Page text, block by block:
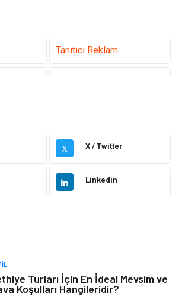
Tanıtıcı Reklam
Moda
Elektronik
Gençlik & Eğlence
X X / Twitter
Linkedin
Turları İçin En İdeal Mevsim ve
Koşulları Hangileridir?